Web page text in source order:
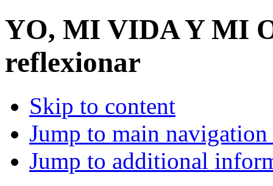
YO, MI VIDA Y MI
reflexionar
Skip to content
Jump to main
Jump to additional